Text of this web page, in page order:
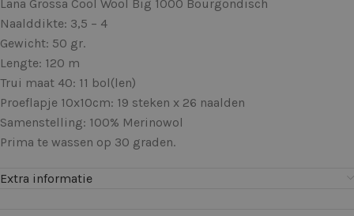
Lana Grossa Cool Wool Big 1000 Bourgondisch
Naalddikte: 3,5 – 4
Gewicht: 50 gr.
Lengte: 120 m
Trui maat 40: 11 bol(len)
Proeflapje 10x10cm: 19 steken x 26 naalden
Samenstelling: 100% Merinowol
Prima te wassen op 30 graden.
Extra informatie